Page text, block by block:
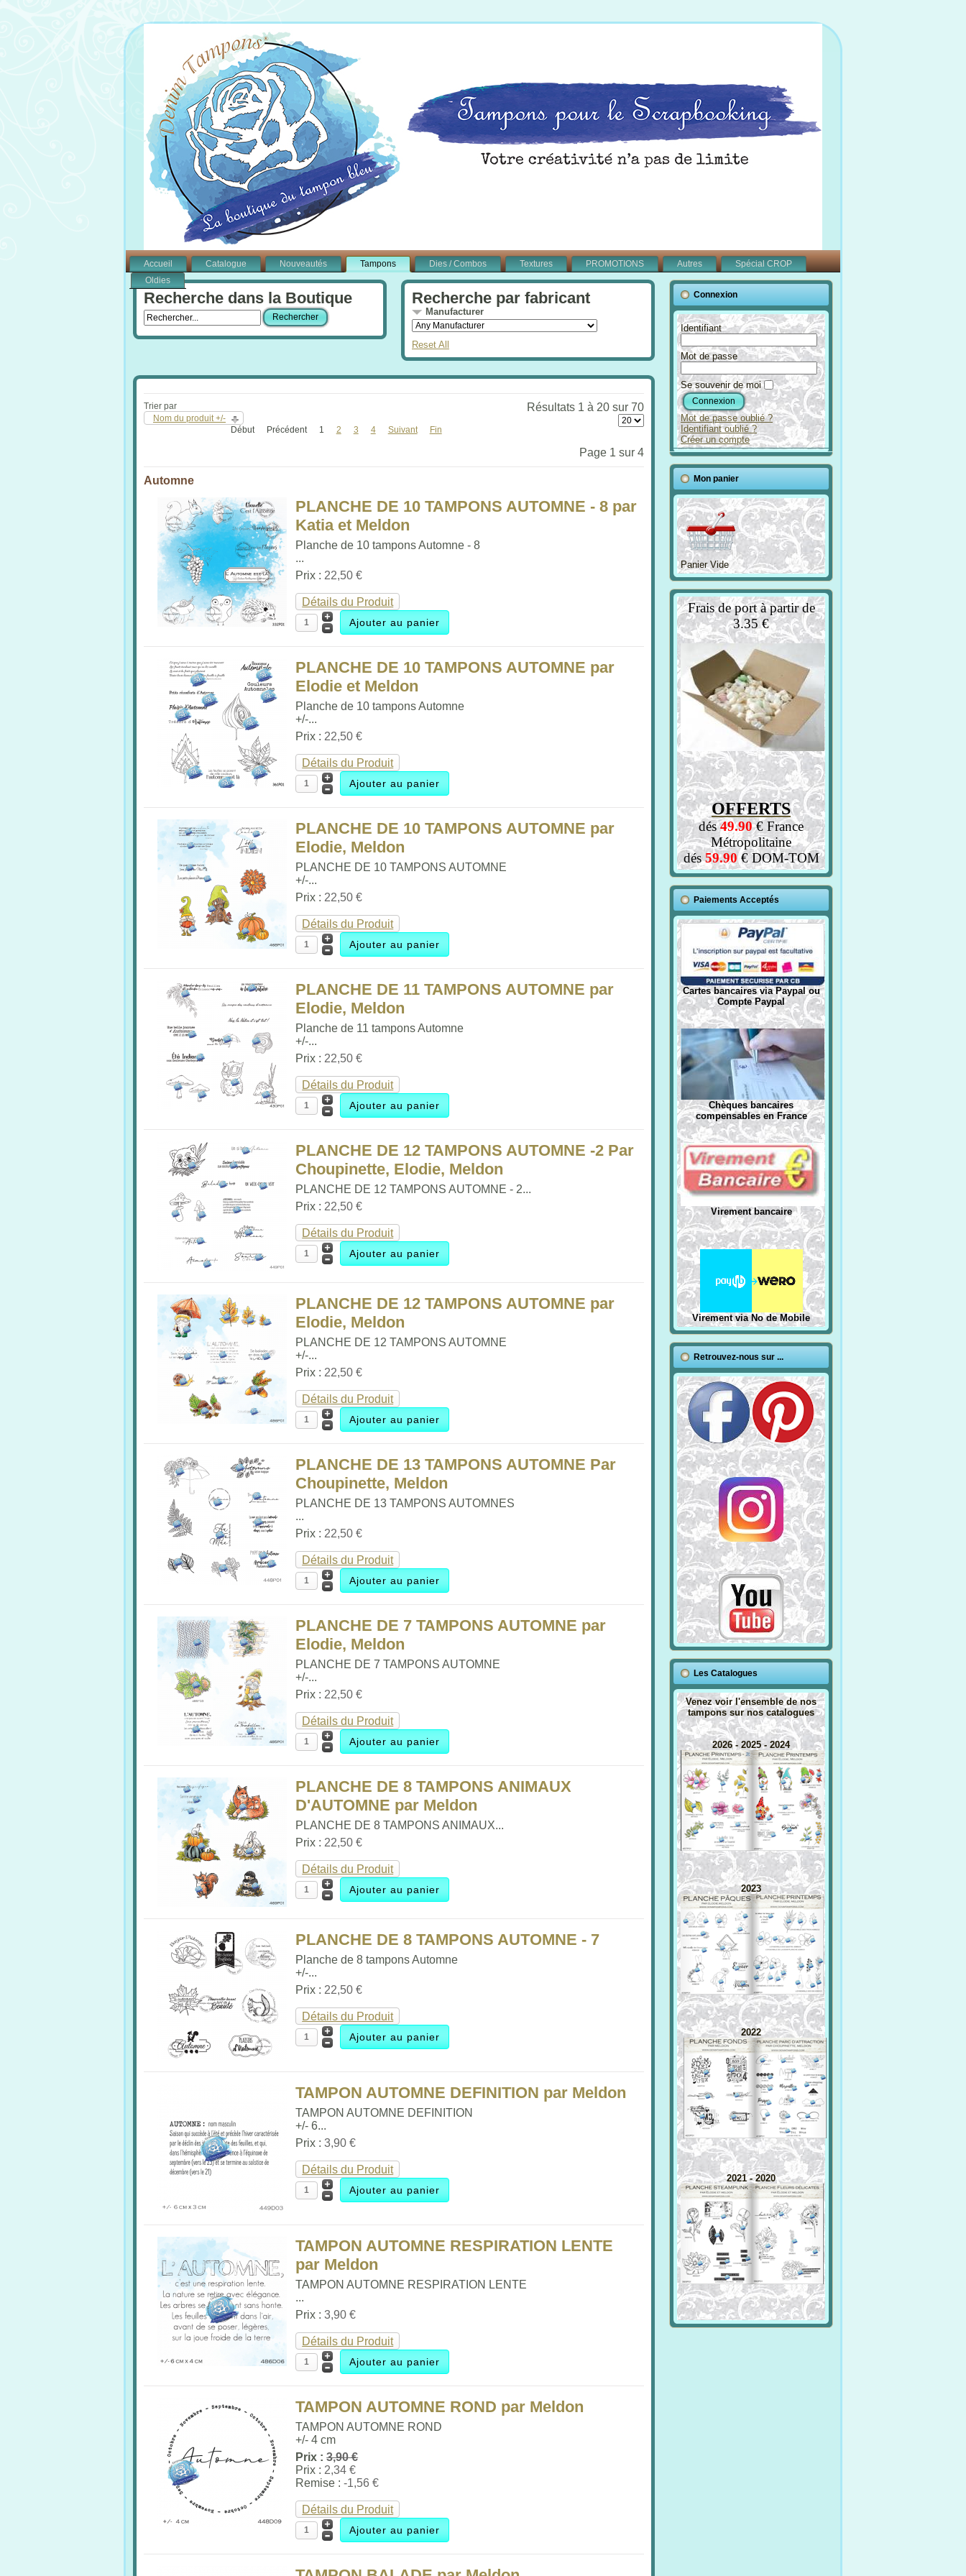
Accueil Catalogue Nouveautés Tampons Dies / Combos Textures PROMOTIONS Autres
Spécial CROP
Oldies
Recherche dans la Boutique Recherche par fabricant
Manufacturer
Reset All
Trier par
Nom du produit +/-
Résultats 1 à 20 sur 70
Début Précédent 1 2 3 4 Suivant Fin
Page 1 sur 4
Automne
PLANCHE DE 10 TAMPONS AUTOMNE - 8 par
Katia et Meldon
Planche de 10 tampons Automne - 8
...
Prix : 22,50 €
Détails du Produit
PLANCHE DE 10 TAMPONS AUTOMNE par
Elodie et Meldon
Planche de 10 tampons Automne
+/-...
Prix : 22,50 €
Détails du Produit
PLANCHE DE 10 TAMPONS AUTOMNE par
Elodie, Meldon
PLANCHE DE 10 TAMPONS AUTOMNE
+/-...
Prix : 22,50 €
Détails du Produit
PLANCHE DE 11 TAMPONS AUTOMNE par
Elodie, Meldon
Planche de 11 tampons Automne
+/-...
Prix : 22,50 €
Détails du Produit
PLANCHE DE 12 TAMPONS AUTOMNE -2 Par
Choupinette, Elodie, Meldon
PLANCHE DE 12 TAMPONS AUTOMNE - 2...
Prix : 22,50 €
Détails du Produit
PLANCHE DE 12 TAMPONS AUTOMNE par
Elodie, Meldon
PLANCHE DE 12 TAMPONS AUTOMNE
+/-...
Prix : 22,50 €
Détails du Produit
PLANCHE DE 13 TAMPONS AUTOMNE Par
Choupinette, Meldon
PLANCHE DE 13 TAMPONS AUTOMNES
...
Prix : 22,50 €
Détails du Produit
PLANCHE DE 7 TAMPONS AUTOMNE par
Elodie, Meldon
PLANCHE DE 7 TAMPONS AUTOMNE
+/-...
Prix : 22,50 €
Détails du Produit
PLANCHE DE 8 TAMPONS ANIMAUX
D'AUTOMNE par Meldon
PLANCHE DE 8 TAMPONS ANIMAUX...
Prix : 22,50 €
Détails du Produit
PLANCHE DE 8 TAMPONS AUTOMNE - 7
Planche de 8 tampons Automne
+/-...
Prix : 22,50 €
Détails du Produit
TAMPON AUTOMNE DEFINITION par Meldon
TAMPON AUTOMNE DEFINITION
+/- 6...
Prix :3,90 €
Détails du Produit
TAMPON AUTOMNE RESPIRATION LENTE
par Meldon
TAMPON AUTOMNE RESPIRATION LENTE
...
Prix :3,90 €
Détails du Produit
TAMPON AUTOMNE ROND par Meldon
TAMPON AUTOMNE ROND
+/- 4 cm
Prix :3,90 €
Prix : 2,34 €
Remise :-1,56 €
Détails du Produit
Connexion
Identifiant
Mot de passe
Se souvenir de moi
Mot de passe oublié ?
Identifiant oublié ?
Créer un compte
Mon panier
Panier Vide
Frais de port à partir de
3.35 €
OFFERTS
dés49.90€ France
Métropolitaine
dés59.90€ DOM-TOM
Paiements Acceptés
Cartes bancaires via Paypal ou
Compte Paypal
Chèques bancaires
compensables en France
Virement bancaire
Virement via No de Mobile
Retrouvez-nous sur ...
Les Catalogues
Venez voir l'ensemble de nos
tampons sur nos catalogues
2026 - 2025 - 2024
2023
2022
2021 - 2020